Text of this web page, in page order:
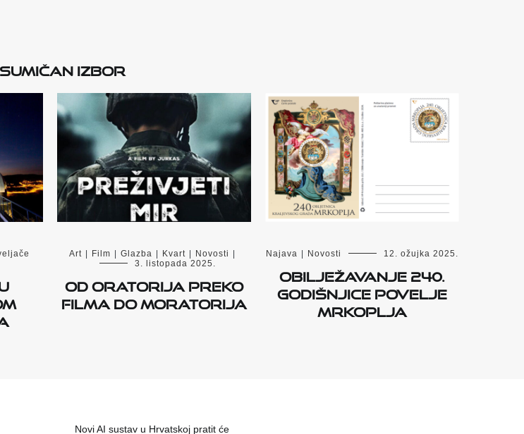
izbor
Art Film Glazba Kvart Novosti
3. listopada 2025.
Od oratorija preko
filma do moratorija
Najava Novosti 12. ožujka 2025.
Obilježavanje 240.
godišnjice Povelje
Mrkoplja
Novi AI sustav u Hrvatskoj pratit će